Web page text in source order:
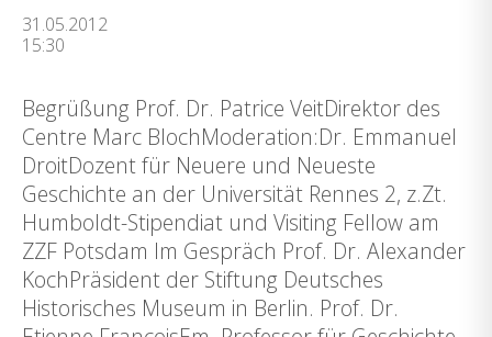
31.05.2012
15:30
Begrüßung Prof. Dr. Patrice VeitDirektor des
Centre Marc BlochModeration:Dr. Emmanuel
DroitDozent für Neuere und Neueste
Geschichte an der Universität Rennes 2, z.Zt.
Humboldt-Stipendiat und Visiting Fellow am
ZZF Potsdam Im Gespräch Prof. Dr. Alexander
KochPräsident der Stiftung Deutsches
Historisches Museum in Berlin. Prof. Dr.